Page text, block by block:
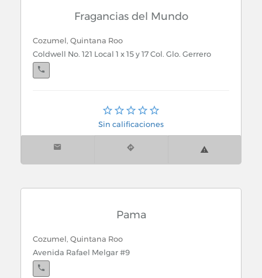
Suc. Soriana Talleres
Cancún, Quintana Roo
Suc. Walmart Comalcalco
Av. Tulúm 115 Sm. 23
Fragancias del Mundo
Cozumel, Quintana Roo
Coldwell No. 121 Local 1 x 15 y 17 Col. Glo. Gerrero
Cozumel, Quintana Roo
R. Melgar No. 27 x 3 Sur
Costera Nte Km. 5-8 Int. Hotel Melia Mayan
Sin calificaciones
Pama
Cozumel, Quintana Roo
Avenida Rafael Melgar #9